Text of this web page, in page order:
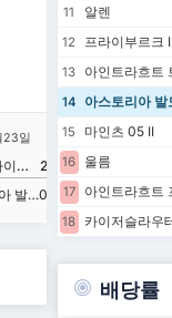
일
SGV 프라이베르크
2
아스토리아 발도르프0
2023년9월16일
SGV 프라
11
알렌
12
프라이부르크
13
아인트라흐트
14
아스토리아 발
15
마인츠 05 II
16
울름
17
아인트라흐트
18
카이저슬라우
배당률